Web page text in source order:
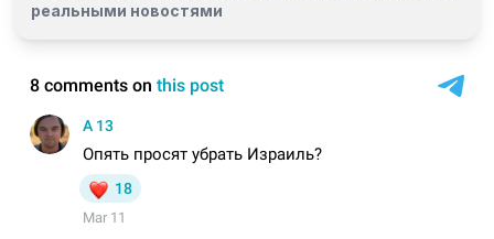
реальными новостями